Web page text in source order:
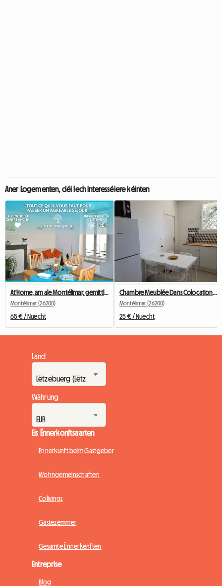
Aner Logementen, déi Iech interesséiere kéinten
Montélimar (26200)
65 € / Nuecht
Montélimar (26200)
25 € / Nuecht
Land
Währung
Eis Ënnerkonftsaarten
Ënnerkunft beim Gastgeber
Wohngemeinschaften
Colivings
Gästezëmmer
Gesamte Ënnerkënften
Entreprise
Blog